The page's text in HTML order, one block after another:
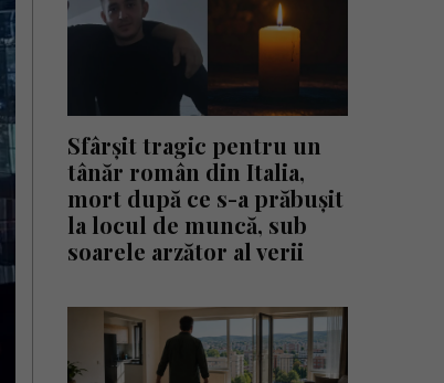
Sfârșit tragic pentru un
tânăr român din Italia,
mort după ce s-a prăbușit
la locul de muncă, sub
soarele arzător al verii